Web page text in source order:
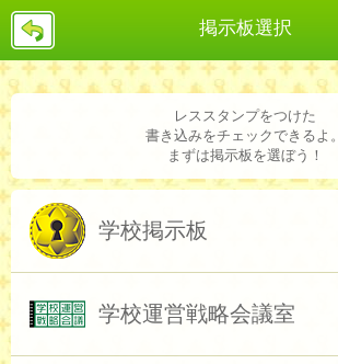
掲示板選択
戻
レススタンプをつけた
書き込みをチェックできるよ。
まずは掲示板を選ぼう！
学校掲示板
学校運営戦略会議室